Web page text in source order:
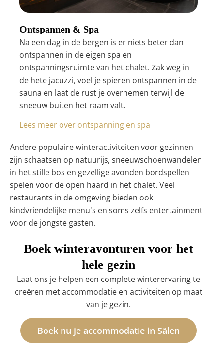
Ontspannen & Spa
Na een dag in de bergen is er niets beter dan
ontspannen in de eigen spa en
ontspanningsruimte van het chalet. Zak weg in
de hete jacuzzi, voel je spieren ontspannen in de
sauna en laat de rust je overnemen terwijl de
sneeuw buiten het raam valt.
Lees meer over ontspanning en spa
Andere populaire winteractiviteiten voor gezinnen
zijn schaatsen op natuurijs, sneeuwschoenwandelen
in het stille bos en gezellige avonden bordspellen
spelen voor de open haard in het chalet. Veel
restaurants in de omgeving bieden ook
kindvriendelijke menu's en soms zelfs entertainment
voor de jongste gasten.
Boek winteravonturen voor het
hele gezin
Laat ons je helpen een complete winterervaring te
creëren met accommodatie en activiteiten op maat
van je gezin.
Boek nu je accommodatie in Sälen